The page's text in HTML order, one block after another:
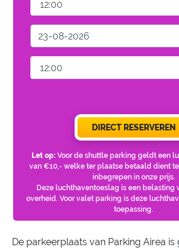
DIRECT RESERVEREN
Let op:Voor de shuttle parking geldt een
van €10,- welke ter plaatse betaald dient
inbegrepen in onze prijs.
Deze luchthaventoeslag is een belasting
overheid. Voor valet parking is deze
toepassing.
De parkeerplaats van Parking Airea